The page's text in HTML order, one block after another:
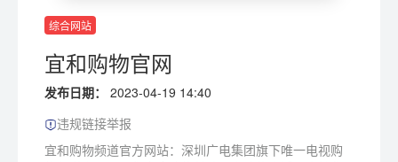
综合网站
宜和购物官网
发布日期：
2023-04-19 14:40
违规链接举报
宜和购物频道官方网站：深圳广电集团旗下唯一电视购